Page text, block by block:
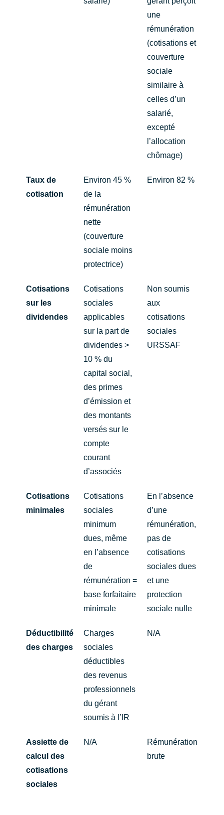
une
rémunération
(cotisations et
couverture
sociale
similaire à
celles d’un
salarié,
excepté
l’allocation
chômage)
Taux de
cotisation
Environ 45 %
de la
rémunération
nette
(couverture
sociale moins
protectrice)
Environ 82 %
Cotisations
sur les
dividendes
Cotisations
sociales
applicables
sur la part de
dividendes >
10 % du
capital social,
des primes
d’émission et
des montants
versés sur le
compte
courant
d’associés
Non soumis
aux
cotisations
sociales
URSSAF
Cotisations
minimales
Cotisations
sociales
minimum
dues, même
en l’absence
de
rémunération =
base forfaitaire
minimale
En l’absence
d’une
rémunération,
pas de
cotisations
sociales dues
et une
protection
sociale nulle
Déductibilité
des charges
Charges
sociales
déductibles
des revenus
professionnels
du gérant
soumis à l’IR
N/A
Assiette de
calcul des
cotisations
sociales
N/A
Rémunération
brute